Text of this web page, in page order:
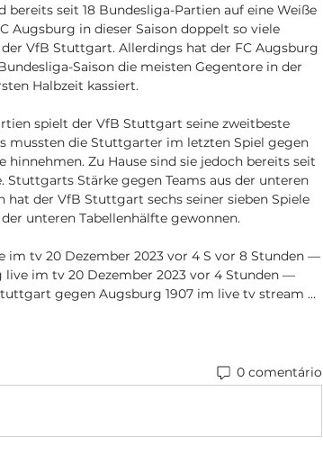
seit 18 Bundesliga-Partien auf eine Weiße
Augsburg in dieser Saison doppelt so viele
VfB Stuttgart. Allerdings hat der FC Augsburg
Saison die meisten Gegentore in der
Halbzeit kassiert.
spielt der VfB Stuttgart seine zweitbeste
mussten die Stuttgarter im letzten Spiel gegen
hinnehmen. Zu Hause sind sie jedoch bereits seit
Stuttgarts Stärke gegen Teams aus der unteren
hat der VfB Stuttgart sechs seiner sieben Spiele
unteren Tabellenhälfte gewonnen.
tv 20 Dezember 2023 vor 4 S vor 8 Stunden —
im tv 20 Dezember 2023 vor 4 Stunden —
gegen Augsburg 1907 im live tv stream ...
0 comentário